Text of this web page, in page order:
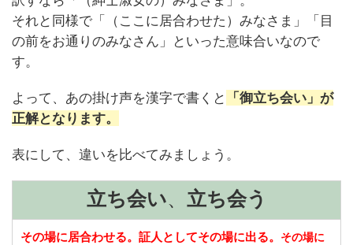
それと同様で「（ここに居合わせた）みなさま」「目
の前をお通りのみなさん」といった意味合いなので
す。
よって、あの掛け声を漢字で書くと
「御立ち会い」が
正解となります。
表にして、違いを比べてみましょう。
立ち会い、 立ち会う
その場に居合わせる。証人としてその場に出る。
その場に